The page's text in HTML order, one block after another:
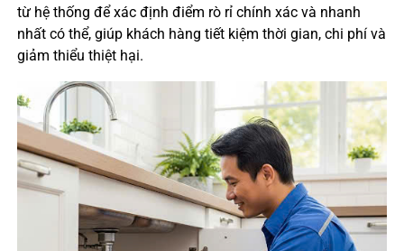
từ hệ thống để xác định điểm rò rỉ chính xác và nhanh
nhất có thể, giúp khách hàng tiết kiệm thời gian, chi phí và
giảm thiểu thiệt hại.